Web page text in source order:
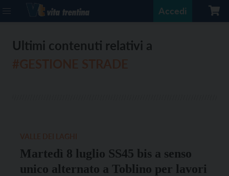
Accedi
Ultimi contenuti relativi a
Martedì 8 luglio SS45 bis a senso
unico alternato a Toblino per lavori